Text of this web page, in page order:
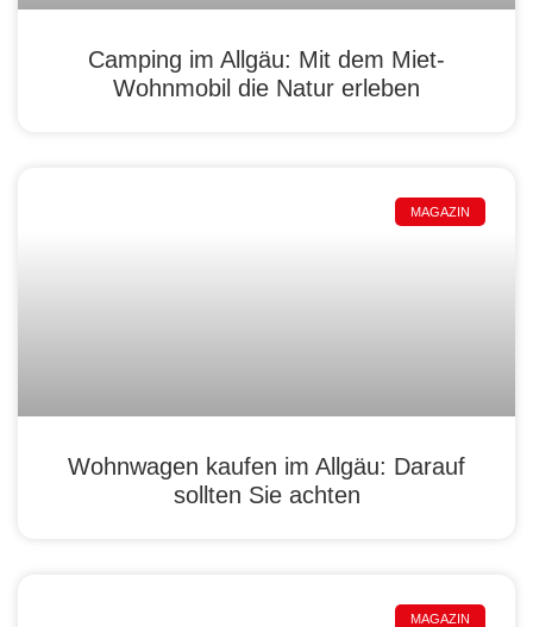
Camping im Allgäu: Mit dem Miet-
Wohnmobil die Natur erleben
MAGAZIN
Wohnwagen kaufen im Allgäu: Darauf
sollten Sie achten
MAGAZIN